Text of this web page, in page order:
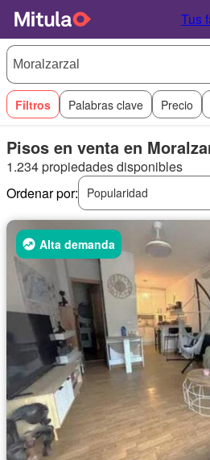
Tus
Filtros Palabras clave Precio
Pisos en venta en
1.234 propiedades disponibles
Ordenar por:
Popularidad
Alta demanda